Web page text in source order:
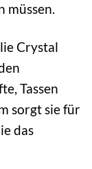
müssen.
Crystal
Tassen
sorgt sie für
das